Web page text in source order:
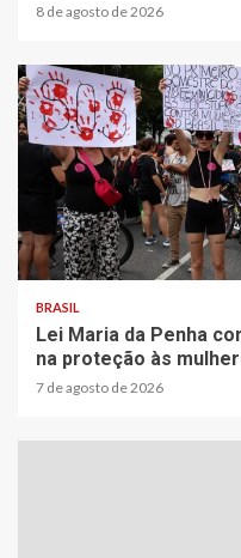
8 de agosto de 2026
2 min read
BRASIL
Lei Maria da Penha
na proteção às
7 de agosto de 2026